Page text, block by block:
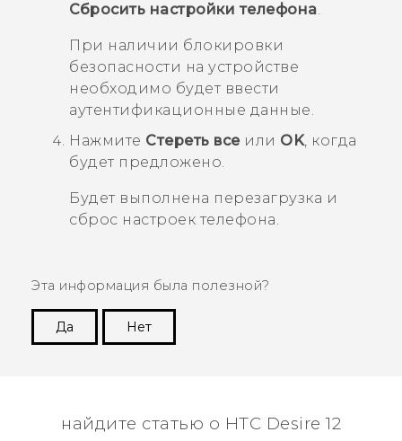
Сбросить настройки телефона.
При наличии блокировки
безопасности на устройстве
необходимо будет ввести
аутентификационные данные.
Нажмите Стереть всеили OK, когда
будет предложено.
Будет выполнена перезагрузка и
сброс настроек телефона.
Эта информация была полезной?
Да
Нет
найдите статью о HTC Desire 12